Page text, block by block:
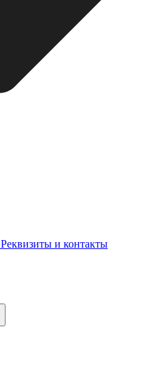
Реквизиты и контакты